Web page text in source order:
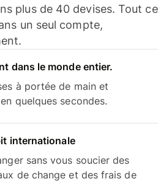
plus de 40 devises. Tout ce
un seul compte,
dans le monde entier.
à portée de main et
quelques secondes.
internationale
sans vous soucier des
de change et des frais de